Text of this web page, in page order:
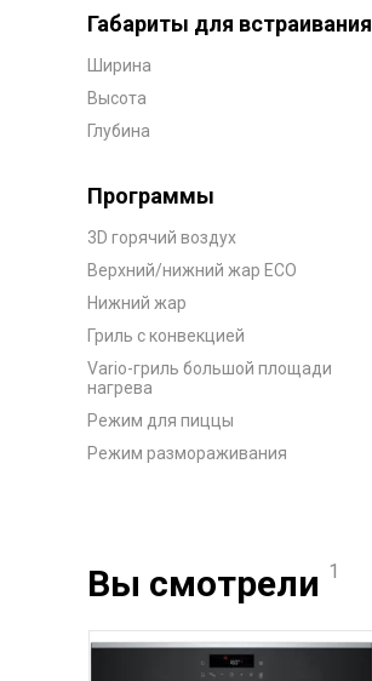
Габариты для встраивания
Ширина
Высота
Глубина
Программы
3D горячий воздух
Верхний/нижний жар ECO
Нижний жар
Гриль с конвекцией
Vario-гриль большой площади
нагрева
Режим для пиццы
Режим размораживания
Вы смотрели 1